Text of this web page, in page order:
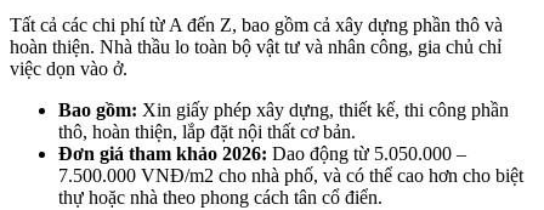
Tất cả các chi phí từ A đến Z, bao gồm cả xây dựng phần thô và
hoàn thiện. Nhà thầu lo toàn bộ vật tư và nhân công, gia chủ chỉ
việc dọn vào ở.
Bao gồm: Xin giấy phép xây dựng, thiết kế, thi công phần
thô, hoàn thiện, lắp đặt nội thất cơ bản.
Đơn giá tham khảo 2026: Dao động từ 5.050.000 –
7.500.000 VNĐ/m2 cho nhà phố, và có thể cao hơn cho biệt
thự hoặc nhà theo phong cách tân cổ điển.